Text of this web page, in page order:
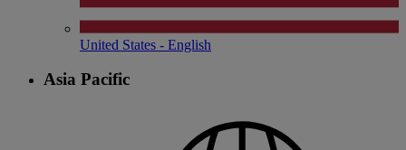
United States - English
Asia Pacific